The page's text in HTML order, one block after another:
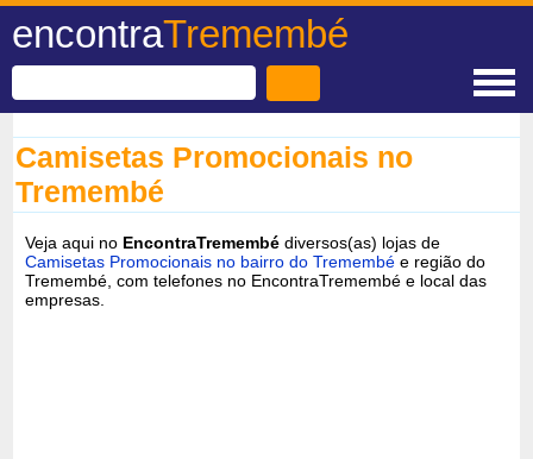
encontraTremembé
Camisetas Promocionais no
Tremembé
Veja aqui no EncontraTremembé diversos(as) lojas de
Camisetas Promocionais no bairro do Tremembé e região do
Tremembé, com telefones no EncontraTremembé e local das
empresas.